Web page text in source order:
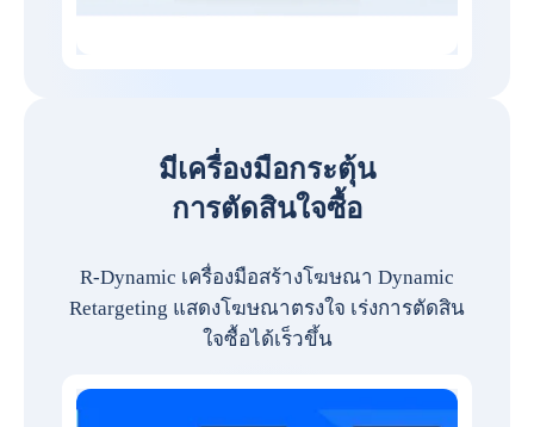
มีเครื่องมือกระตุ้น
การตัดสินใจซื้อ
R-Dynamic เครื่องมือสร้างโฆษณา Dynamic
Retargeting แสดงโฆษณาตรงใจ เร่งการตัดสิน
ใจซื้อได้เร็วขึ้น